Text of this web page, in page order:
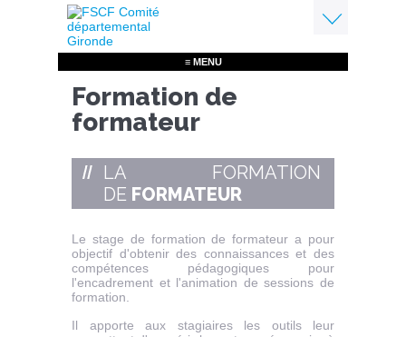
Aller
au
contenu
principal
≡ MENU
Formation de
formateur
LA FORMATION
DE FORMATEUR
Le stage de formation de formateur a pour
objectif d'obtenir des connaissances et des
compétences pédagogiques pour
l'encadrement et l'animation de sessions de
formation.
Il apporte aux stagiaires les outils leur